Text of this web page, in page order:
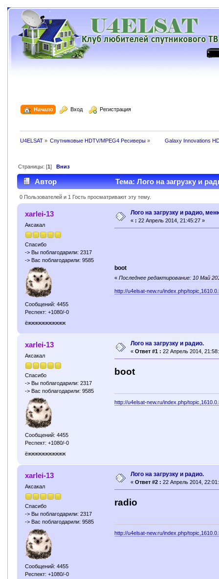
Начало Вход Регистрация
U4ELSAT» Спутниковые HDTV/MPEG4 Ресиверы » Galaxy Innovations
Страницы: [1] Вниз
Автор Тема: Лого на загрузку и
0 Пользователей и 1 Гость просматривают эту тему.
xarlei-13
Аксакал
Спасибо
-> Вы поблагодарили: 2317
-> Вас поблагодарили: 9585
Сообщений: 4455
Респект: +1080/-0
ёжжжжжжжжжжж
Лого на загрузку и радио,
« : 22 Апрель 2014, 21:45:27 »
boot
«Последнее редактирование: 10 Май
http://u4elsat-new.ru/index.php/
xarlei-13
Аксакал
Спасибо
-> Вы поблагодарили: 2317
-> Вас поблагодарили: 9585
Сообщений: 4455
Респект: +1080/-0
ёжжжжжжжжжжж
Лого на загрузку и радио.
« Ответ #1 : 22 Апрель 2014,
boot
http://u4elsat-new.ru/index.php/
xarlei-13
Аксакал
Спасибо
-> Вы поблагодарили: 2317
-> Вас поблагодарили: 9585
Сообщений: 4455
Респект: +1080/-0
Лого на загрузку и радио.
« Ответ #2 : 22 Апрель 2014,
radio
http://u4elsat-new.ru/index.php/